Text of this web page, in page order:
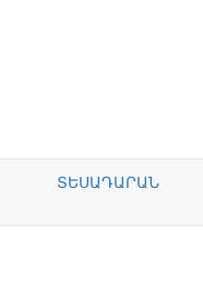
ՏԵՍԱԴԱՐԱՆ